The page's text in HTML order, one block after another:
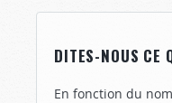
DITES-NOUS CE
En fonction du